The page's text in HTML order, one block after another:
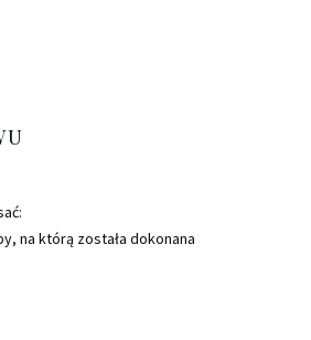
na którą została dokonana